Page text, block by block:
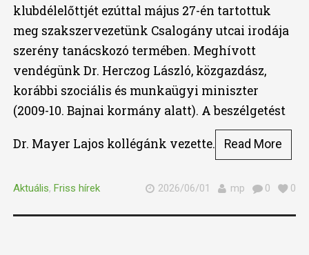
klubdélelőttjét ezúttal május 27-én tartottuk
meg szakszervezetünk Csalogány utcai irodája
szerény tanácskozó termében. Meghívott
vendégünk Dr. Herczog László, közgazdász,
korábbi szociális és munkaügyi miniszter
(2009-10. Bajnai kormány alatt). A beszélgetést
Dr. Mayer Lajos kollégánk vezette. Read More
Aktuális, Friss hírek 2026/06/01 mp 0 0